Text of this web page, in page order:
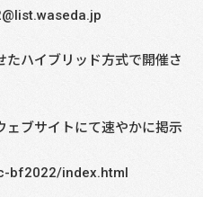
たハイブリッド方式で開催さ
ェブサイトにて速やかに掲示
bf2022/index.html